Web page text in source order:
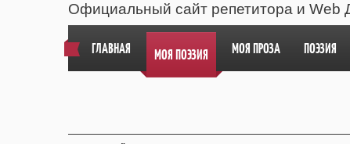
Официальный сайт репетитора и Web
ГЛАВНАЯ МОЯ ПОЭЗИЯ МОЯ ПРОЗА ПОЭЗИЯ